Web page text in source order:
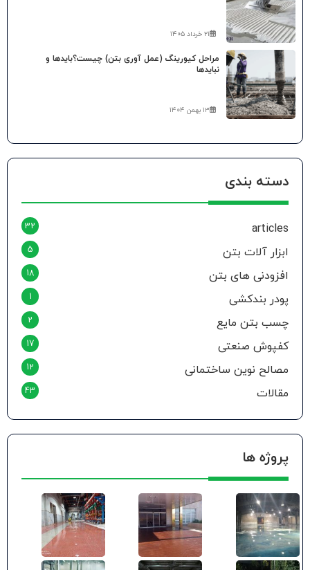
۲۱ خرداد ۱۴۰۵
مراحل کیورینگ (عمل آوری بتن) چیست؟بایدها و
نبایدها
۱۳ بهمن ۱۴۰۴
دسته بندی
articles
32
ابزار آلات بتن 5
افزودنی های بتن 18
پودر بندکشی 1
چسب بتن مایع 2
کفپوش صنعتی 17
مصالح نوین ساختمانی 12
مقالات 43
پروژه ها